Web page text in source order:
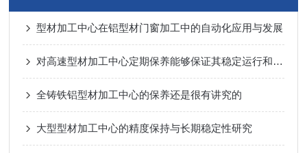
型材加工中心在铝型材门窗加工中的自动化应用与发展
对高速型材加工中心定期保养能够保证其稳定运行和延长使用寿命
全铸铁铝型材加工中心的保养还是很有讲究的
大型型材加工中心的精度保持与长期稳定性研究